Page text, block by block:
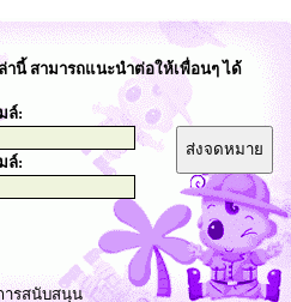
นี้ สามารถแนะนำต่อให้เพื่อนๆ ได้
ล์:
ล์:
รสนับสนุน